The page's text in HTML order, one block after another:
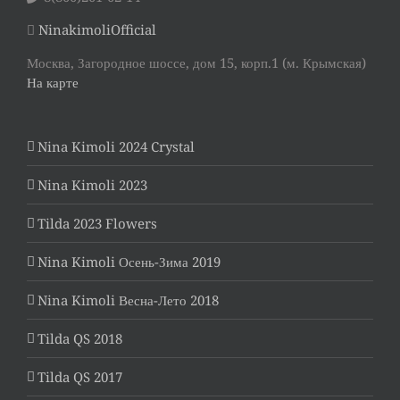
NinakimoliOfficial
Москва, Загородное шоссе, дом 15, корп.1 (м. Крымская)
На карте
Nina Kimoli 2024 Crystal
Nina Kimoli 2023
Tilda 2023 Flowers
Nina Kimoli Осень-Зима 2019
Nina Kimoli Весна-Лето 2018
Tilda QS 2018
Tilda QS 2017